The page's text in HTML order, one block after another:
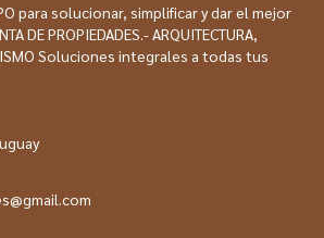
para solucionar, simplificar y dar el mejor
DE PROPIEDADES.- ARQUITECTURA,
Soluciones integrales a todas tus